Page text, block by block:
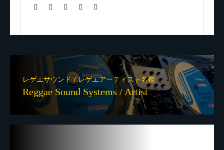
レゲエサウンド / レゲエアーティスト名鑑
Reggae Sound Systems / Artist